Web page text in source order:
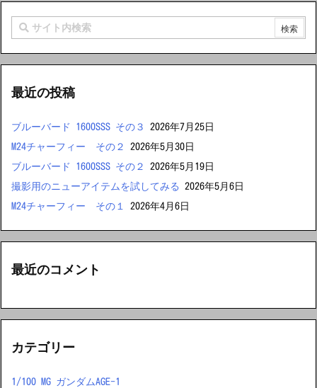
最近の投稿
ブルーバード 1600SSS その３
2026年7月25日
M24チャーフィー その２
2026年5月30日
ブルーバード 1600SSS その２
2026年5月19日
撮影用のニューアイテムを試してみる
2026年5月6日
M24チャーフィー その１
2026年4月6日
最近のコメント
カテゴリー
1/100 MG ガンダムAGE-1